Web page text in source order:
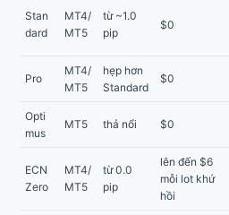
Stan
dard
MT4/
MT5
từ ~1.0
pip
$0
Pro
MT4/
MT5
hẹp hơn
Standard
$0
Opti
mus
MT5 thả nổi $0
ECN
Zero
MT4/
MT5
từ 0.0
pip
lên đến $6
mỗi lot khứ
hồi